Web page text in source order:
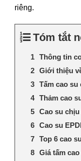
riêng.
Tóm tắt
Thông tin
Giới thiệu
Tấm cao su
Thảm cao
Cao su
Cao su
Top 6 cao
Giá tấm